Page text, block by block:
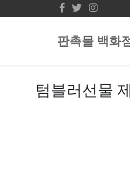
판촉물 백화
텀블러선물